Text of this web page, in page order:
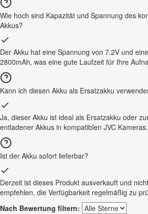
Wie hoch sind Kapazität und Spannung des
Akkus?
Der Akku hat eine Spannung von 7.2V und
2800mAh, was eine gute Laufzeit für Ihre
Kann ich diesen Akku als Ersatzakku
Ja, dieser Akku ist ideal als Ersatzakku oder
entladener Akkus in kompatiblen JVC Kameras.
Ist der Akku sofort lieferbar?
Derzeit ist dieses Produkt ausverkauft und
empfehlen, die Verfügbarkeit regelmäßig zu
Nach Bewertung filtern: